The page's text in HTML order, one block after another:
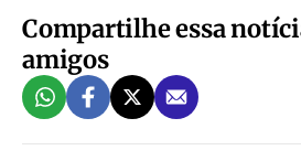
Compartilhe essa
amigos